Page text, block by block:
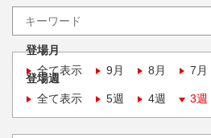
登場月
全て表示
9月 8月 7月
登場週
全て表示
5週 4週 3週